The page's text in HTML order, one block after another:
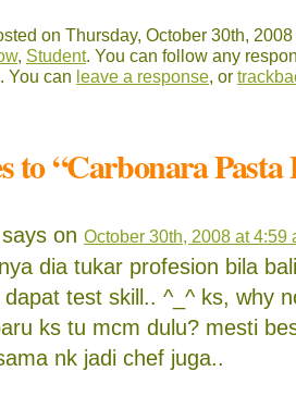
on Thursday, October 30th,
, Student. You can follow any
You can leave a response, or
to “Carbonara Pasta
says on October 30th, 2008 at 4:59
dia tukar profesion bila
test skill.. ^_^ ks, why
ks tu mcm dulu? mesti
nk jadi chef juga..